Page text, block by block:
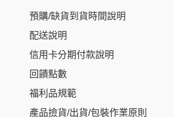
預購/缺貨到貨時間說明
配送說明
信用卡分期付款說明
回饋點數
福利品規範
產品撿貨/出貨/包裝作業原則